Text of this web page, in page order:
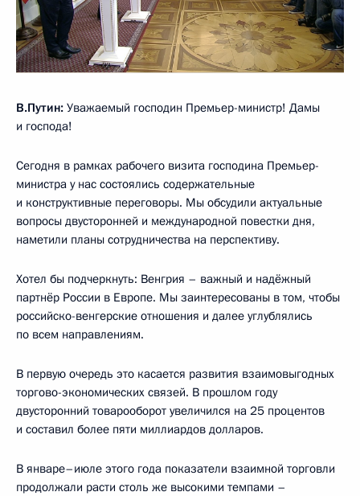
В.Путин: Уважаемый господин Премьер-министр! Дамы
и господа!
Сегодня в рамках рабочего визита господина Премьер-
министра у нас состоялись содержательные
и конструктивные переговоры. Мы обсудили актуальные
вопросы двусторонней и международной повестки дня,
наметили планы сотрудничества на перспективу.
Хотел бы подчеркнуть: Венгрия – важный и надёжный
партнёр России в Европе. Мы заинтересованы в том, чтобы
российско-венгерские отношения и далее углублялись
по всем направлениям.
В первую очередь это касается развития взаимовыгодных
торгово-экономических связей. В прошлом году
двусторонний товарооборот увеличился на 25 процентов
и составил более пяти миллиардов долларов.
В январе–июле этого года показатели взаимной торговли
продолжали расти столь же высокими темпами –